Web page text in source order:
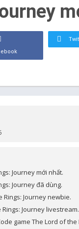
Journey mới nhất.
Journey đã dùng.
Rings: Journey newbie.
Journey livestream.
game The Lord of the